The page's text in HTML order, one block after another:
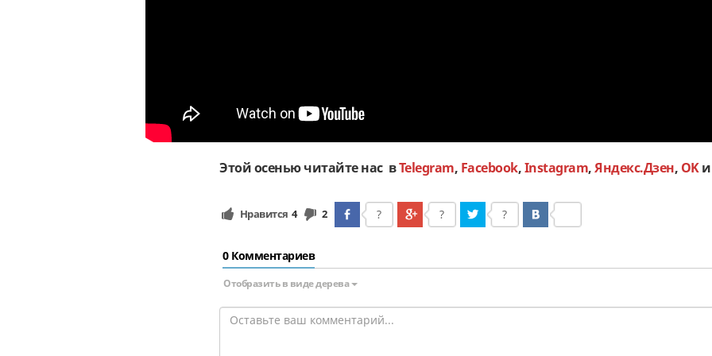
Этой осенью читайте нас вTelegram, Facebook,Instagram,Яндекс.Дзен, OK
Нравится 4 2 ? ? ?
0 Комментариев
Отобразить в виде дерева